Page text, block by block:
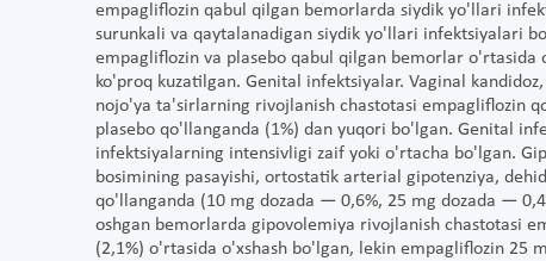
empagliflozin qabul qilgan bemorlarda siydik yo'llari
surunkali va qaytalanadigan siydik yo'llari infektsiyalari
empagliflozin va plasebo qabul qilgan bemorlar
ko'proq kuzatilgan. Genital infektsiyalar. Vaginal
nojo'ya ta'sirlarning rivojlanish chastotasi empagliflozin
plasebo qo'llanganda (1%) dan yuqori bo'lgan. Genital
infektsiyalarning intensivligi zaif yoki o'rtacha bo'lgan.
bosimining pasayishi, ortostatik arterial gipotenziya,
qo'llanganda (10 mg dozada — 0,6%, 25 mg dozada —
oshgan bemorlarda gipovolemiya rivojlanish chastotasi
(2,1%) o'rtasida o'xshash bo'lgan, lekin empagliflozin 25